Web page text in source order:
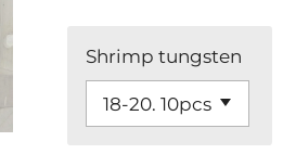
Shrimp tungsten